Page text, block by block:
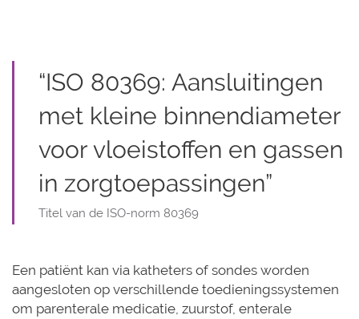
“ISO 80369: Aansluitingen
met kleine binnendiameter
voor vloeistoffen en gassen
in zorgtoepassingen”
Titel van de ISO-norm 80369
Een patiënt kan via katheters of sondes worden
aangesloten op verschillende toedieningssystemen
om parenterale medicatie, zuurstof, enterale